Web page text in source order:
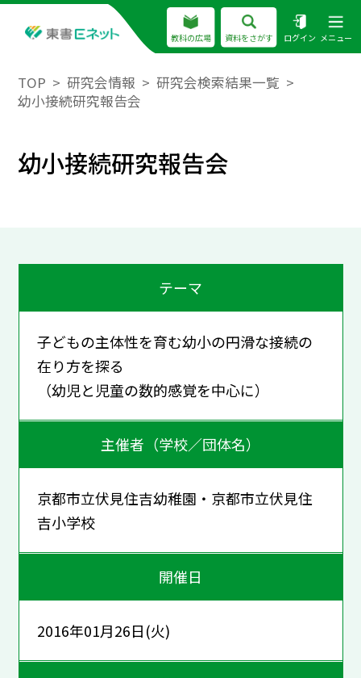
教科の広場 資料をさがす ログイン メニュー
TOP 研究会情報
研究会検索結果一覧
幼小接続研究報告会
幼小接続研究報告会
テーマ
子どもの主体性を育む幼小の円滑な接続の
在り方を探る
（幼児と児童の数的感覚を中心に）
主催者（学校／団体名）
京都市立伏見住吉幼稚園・京都市立伏見住
吉小学校
開催日
2016年01月26日(火)